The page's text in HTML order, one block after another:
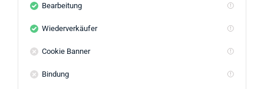
Bearbeitung
Wiederverkäufer
Cookie Banner
Bindung